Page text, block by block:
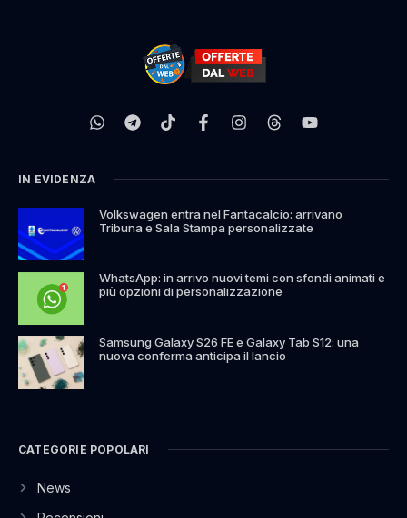
IN EVIDENZA
Volkswagen entra nel Fantacalcio: arrivano
Tribuna e Sala Stampa personalizzate
WhatsApp: in arrivo nuovi temi con sfondi animati e
più opzioni di personalizzazione
Samsung Galaxy S26 FE e Galaxy Tab S12: una
nuova conferma anticipa il lancio
CATEGORIE POPOLARI
News